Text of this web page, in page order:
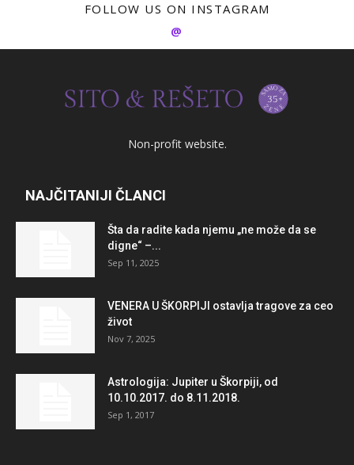
FOLLOW US ON INSTAGRAM
@
Non-profit website.
NAJČITANIJI ČLANCI
Šta da radite kada njemu „ne može da se
digne“ –...
Sep 11, 2025
VENERA U ŠKORPIJI ostavlja tragove za ceo
život
Nov 7, 2025
Astrologija: Jupiter u Škorpiji, od
10.10.2017. do 8.11.2018.
Sep 1, 2017